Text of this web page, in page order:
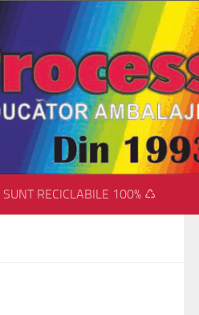
RECICLABILE 100% ♺